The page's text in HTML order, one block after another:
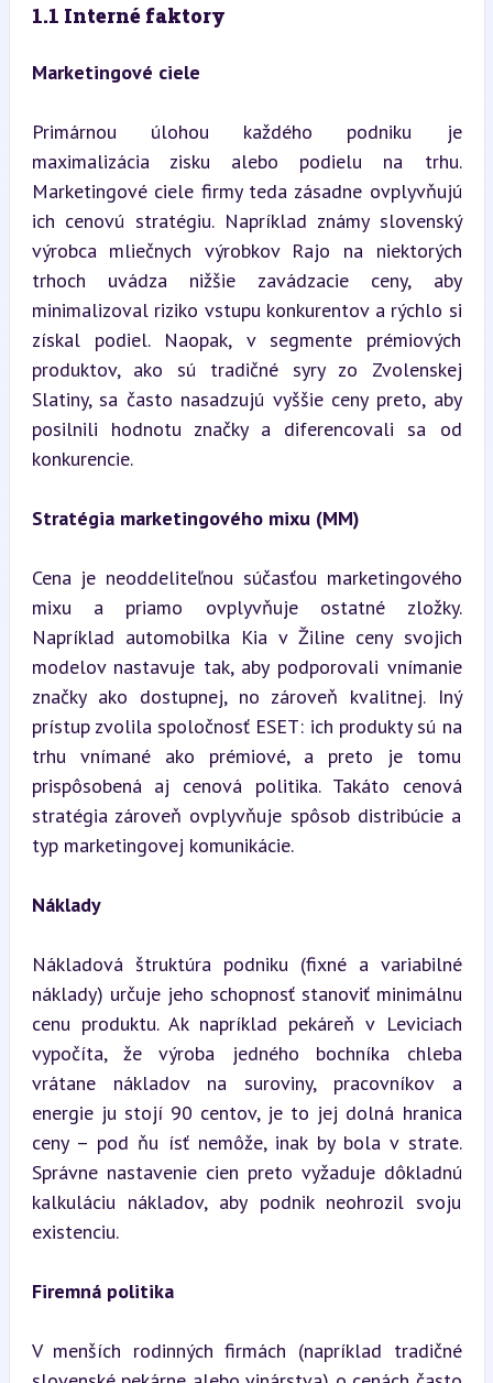
1.1 Interné faktory
Marketingové ciele
Primárnou úlohou každého podniku je
maximalizácia zisku alebo podielu na trhu.
Marketingové ciele firmy teda zásadne ovplyvňujú
ich cenovú stratégiu. Napríklad známy slovenský
výrobca mliečnych výrobkov Rajo na niektorých
trhoch uvádza nižšie zavádzacie ceny, aby
minimalizoval riziko vstupu konkurentov a rýchlo si
získal podiel. Naopak, v segmente prémiových
produktov, ako sú tradičné syry zo Zvolenskej
Slatiny, sa často nasadzujú vyššie ceny preto, aby
posilnili hodnotu značky a diferencovali sa od
konkurencie.
Stratégia marketingového mixu (MM)
Cena je neoddeliteľnou súčasťou marketingového
mixu a priamo ovplyvňuje ostatné zložky.
Napríklad automobilka Kia v Žiline ceny svojich
modelov nastavuje tak, aby podporovali vnímanie
značky ako dostupnej, no zároveň kvalitnej. Iný
prístup zvolila spoločnosť ESET: ich produkty sú na
trhu vnímané ako prémiové, a preto je tomu
prispôsobená aj cenová politika. Takáto cenová
stratégia zároveň ovplyvňuje spôsob distribúcie a
typ marketingovej komunikácie.
Náklady
Nákladová štruktúra podniku (fixné a variabilné
náklady) určuje jeho schopnosť stanoviť minimálnu
cenu produktu. Ak napríklad pekáreň v Leviciach
vypočíta, že výroba jedného bochníka chleba
vrátane nákladov na suroviny, pracovníkov a
energie ju stojí 90 centov, je to jej dolná hranica
ceny – pod ňu ísť nemôže, inak by bola v strate.
Správne nastavenie cien preto vyžaduje dôkladnú
kalkuláciu nákladov, aby podnik neohrozil svoju
existenciu.
Firemná politika
V menších rodinných firmách (napríklad tradičné